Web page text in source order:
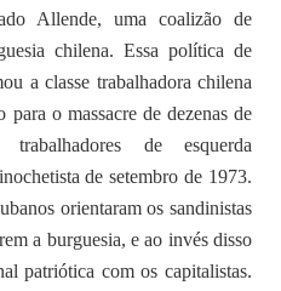
Allende, uma coalizão de
chilena. Essa política de
a classe trabalhadora chilena
o massacre de dezenas de
de esquerda
de setembro de 1973.
orientaram os sandinistas
a burguesia, e ao invés disso
patriótica com os capitalistas.